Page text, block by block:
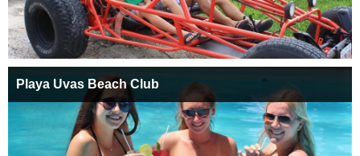
Playa Uvas Beach Club